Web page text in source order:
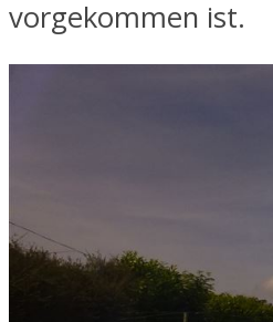
vorgekommen ist.